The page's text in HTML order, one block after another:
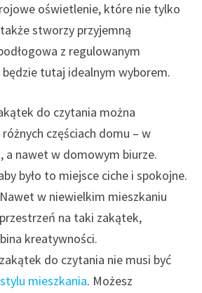
oświetlenie, które nie tylko
stworzy przyjemną
z regulowanym
tutaj idealnym wyborem.
do czytania można
częściach domu – w
a nawet w domowym biurze.
było to miejsce ciche i spokojne.
Nawet w niewielkim mieszkaniu
na taki zakątek,
kreatywności.
do czytania nie musi być
mieszkania. Możesz